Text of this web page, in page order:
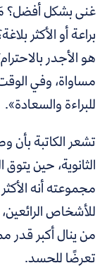
غنى بشكل أفضل؟ مَن
براعة أو الأكثر
هو الأجدر
مساواة، وفي الوقت
للبراءة والسعادة».
تشعر الكاتبة بأن
الثانوية، حين
مجموعته أنه
للأشخاص
من ينال أكبر قدر
تعرضًا للحسد.